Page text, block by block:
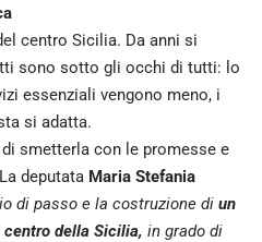
centro Sicilia. Da anni si
sono sotto gli occhi di tutti: lo
essenziali vengono meno, i
si adatta.
smetterla con le promesse e
deputata Maria Stefania
di passo e la costruzione di un
centro della Sicilia, in grado di